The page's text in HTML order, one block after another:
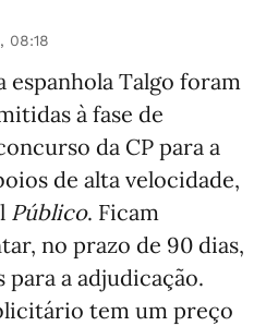
08:18
espanhola Talgo foram
à fase de
da CP para a
de alta velocidade,
Público. Ficam
no prazo de 90 dias,
a adjudicação.
tem um preço